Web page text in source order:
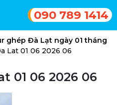
090 789 1414
ghép Đà Lạt ngày 01 tháng
Lat 01 06 2026 06
01 06 2026 06